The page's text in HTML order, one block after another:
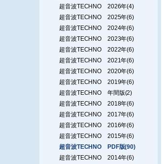
超音波TECHNO 2026年(4)
超音波TECHNO 2025年(6)
超音波TECHNO 2024年(6)
超音波TECHNO 2023年(6)
超音波TECHNO 2022年(6)
超音波TECHNO 2021年(6)
超音波TECHNO 2020年(6)
超音波TECHNO 2019年(6)
超音波TECHNO 年間版(2)
超音波TECHNO 2018年(6)
超音波TECHNO 2017年(6)
超音波TECHNO 2016年(6)
超音波TECHNO 2015年(6)
超音波TECHNO PDF版(90)
超音波TECHNO 2014年(6)